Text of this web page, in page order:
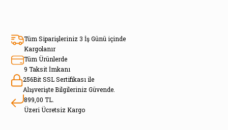
Tüm Siparişleriniz 3 İş Günü içinde
Kargolanır
Tüm Ürünlerde
9 Taksit İmkanı
256Bit SSL Sertifikası ile
Alışverişte Bilgileriniz Güvende.
899,00 TL.
Üzeri Ücretsiz Kargo